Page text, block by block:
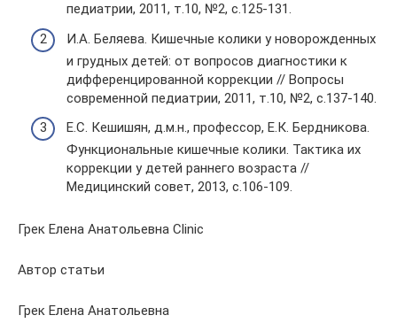
педиатрии, 2011, т.10, №2, с.125-131.
И.А. Беляева. Кишечные колики у новорожденных
и грудных детей: от вопросов диагностики к
дифференцированной коррекции // Вопросы
современной педиатрии, 2011, т.10, №2, с.137-140.
Е.С. Кешишян, д.м.н., профессор, Е.К. Бердникова.
Функциональные кишечные колики. Тактика их
коррекции у детей раннего возраста //
Медицинский совет, 2013, с.106-109.
Грек Елена Анатольевна Clinic
Автор статьи
Грек Елена Анатольевна